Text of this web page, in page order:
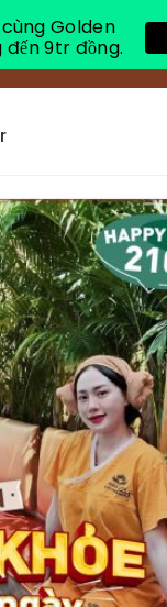
Golden
đến 9tr đồng.